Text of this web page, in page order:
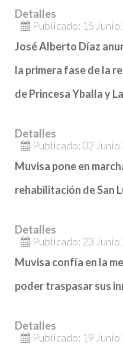
Detalles
Publicado: 15
José Alberto Díaz
la primera fase de la
de Princesa Yballa y
Detalles
Publicado: 02
Muvisa pone en
rehabilitación de San
Detalles
Publicado: 23 Junio
Muvisa confía en la
poder traspasar sus
Detalles
Publicado: 19 Junio